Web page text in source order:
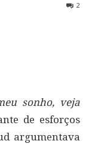
2
sonho, veja
de esforços
argumentava